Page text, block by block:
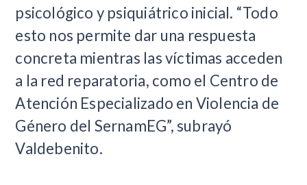
psicológico y psiquiátrico inicial. “Todo
esto nos permite dar una respuesta
concreta mientras las víctimas acceden
a la red reparatoria, como el Centro de
Atención Especializado en Violencia de
Género del SernamEG”, subrayó
Valdebenito.